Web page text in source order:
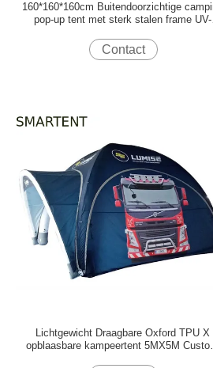
160*160*160cm Buitendoorzichtige
pop-up tent met sterk stalen frame UV-
Contact
Lichtgewicht Draagbare Oxford TPU X
opblaasbare kampeertent 5MX5M